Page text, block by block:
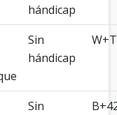
hándicap
Sin
hándicap
W+T
Sin